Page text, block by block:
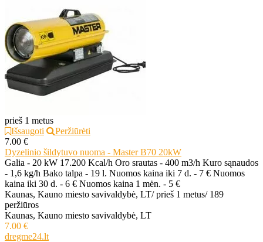
prieš 1 metus
Išsaugoti
Peržiūrėti
7.00 €
Dyzelinio šildytuvo nuoma - Master B70 20kW
Galia - 20 kW 17.200 Kcal/h Oro srautas - 400 m3/h Kuro sąnaudos
- 1,6 kg/h Bako talpa - 19 l. Nuomos kaina iki 7 d. - 7 € Nuomos
kaina iki 30 d. - 6 € Nuomos kaina 1 mėn. - 5 €
Kaunas, Kauno miesto savivaldybė, LT/ prieš 1 metus/ 189
peržiūros
Kaunas, Kauno miesto savivaldybė, LT
7.00 €
dregme24.lt